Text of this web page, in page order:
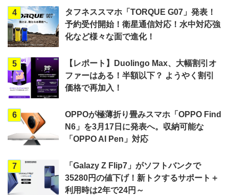
4
タフネススマホ「TORQUE G07」発表！
予約受付開始！衛星通信対応！水中対応強
化など様々な面で進化！
5
【レポート】Duolingo Max、大幅割引オ
ファーはある！半額以下？ ようやく割引
価格で再加入！
6
OPPOが極薄折り畳みスマホ「OPPO Find
N6」を3月17日に発表へ。収納可能な
「OPPO AI Pen」対応
7
「Galazy Z Flip7」がソフトバンクで
35280円の値下げ！新トクするサポート＋
利用時は2年で24円～